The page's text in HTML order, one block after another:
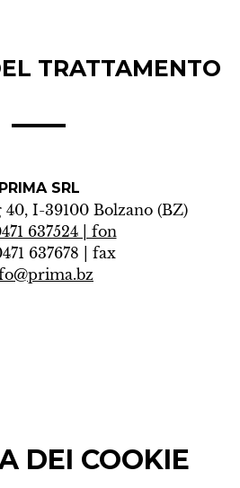
TRATTAMENTO
PRIMA SRL
I-39100 Bolzano (BZ)
637524 | fon
637678 | fax
DEI COOKIE